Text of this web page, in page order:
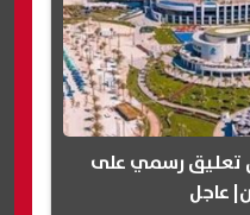
دولار.. أول تعليق رسمي على
عاجل